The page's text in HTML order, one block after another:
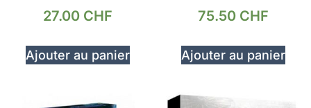
27.00 CHF
Ajouter au panier
75.50 CHF
Ajouter au panier